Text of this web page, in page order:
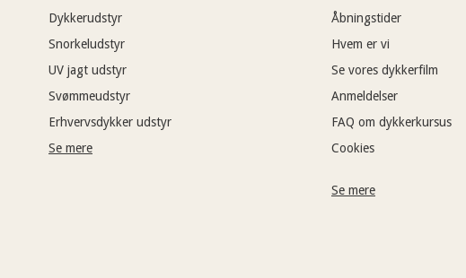
Dykkerudstyr
Snorkeludstyr
UV jagt udstyr
Svømmeudstyr
Erhvervsdykker udstyr
Se mere
Åbningstider
Hvem er vi
Se vores dykkerfilm
Anmeldelser
FAQ om dykkerkursus
Cookies
Se mere